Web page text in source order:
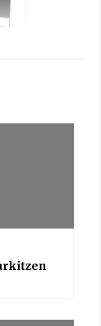
Hamaika